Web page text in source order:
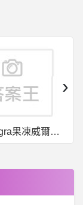
印度kamagra果凍威爾剛用於治療男性勃起功能障礙
›